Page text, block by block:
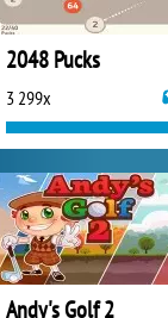
2048 Pucks
3 299x
Andy's Golf 2